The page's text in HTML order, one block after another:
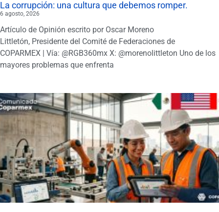
La corrupción: una cultura que debemos romper.
6 agosto, 2026
Artículo de Opinión escrito por Oscar Moreno
Littletón, Presidente del Comité de Federaciones de
COPARMEX | Vía: @RGB360mx X: @morenolittleton Uno de los
mayores problemas que enfrenta